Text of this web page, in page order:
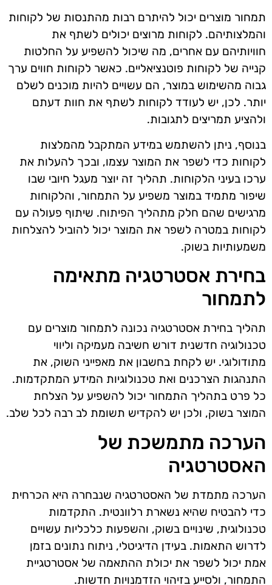
תמחור מוצרים יכול להיתרם רבות מהתנסות של לקוחות
והמלצותיהם. לקוחות מרוצים יכולים לשתף את
חוויותיהם עם אחרים, מה שיכול להשפיע על החלטות
קנייה של לקוחות פוטנציאליים. כאשר לקוחות חווים ערך
גבוה מהשימוש במוצר, הם עשויים להיות מוכנים לשלם
יותר. לכן, יש לעודד לקוחות לשתף את חוות דעתם
ולהציע תמריצים לתגובות.
בנוסף, ניתן להשתמש במידע המתקבל מהמלצות
לקוחות כדי לשפר את המוצר עצמו, ובכך להעלות את
ערכו בעיני הלקוחות. תהליך זה יוצר מעגל חיובי שבו
שיפור מתמיד במוצר משפיע על התמחור, והלקוחות
מרגישים שהם חלק מתהליך הפיתוח. שיתוף פעולה עם
לקוחות במטרה לשפר את המוצר יכול להוביל להצלחות
משמעותיות בשוק.
בחירת אסטרטגיה מתאימה
לתמחור
תהליך בחירת אסטרטגיה נכונה לתמחור מוצרים עם
טכנולוגיה חדשנית דורש חשיבה מעמיקה וליווי
מתודולוגי. יש לקחת בחשבון את מאפייני השוק, את
התנהגות הצרכנים ואת טכנולוגיות המידע המתקדמות.
כל פרט בתהליך התמחור יכול להשפיע על הצלחת
המוצר בשוק, ולכן יש להקדיש תשומת לב רבה לכל שלב.
הערכה מתמשכת של
האסטרטגיה
הערכה מתמדת של האסטרטגיה שנבחרה היא הכרחית
כדי להבטיח שהיא נשארת רלוונטית. התקדמות
טכנולוגית, שינויים בשוק, והשפעות כלכליות עשויים
לדרוש התאמות. בעידן הדיגיטלי, ניתוח נתונים בזמן
אמת יכול לשפר את יכולת ההתאמה של אסטרטגיית
התמחור, ולסייע בזיהוי הזדמנויות חדשות.